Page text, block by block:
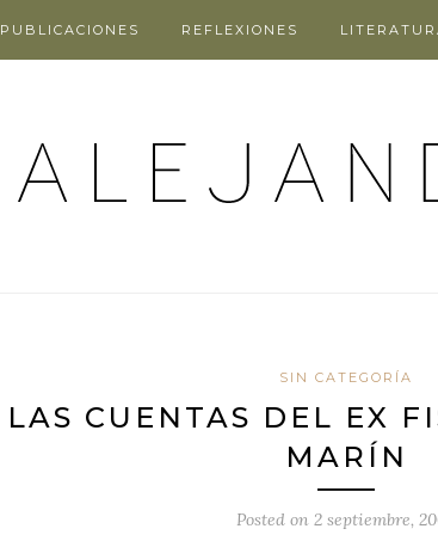
PUBLICACIONES REFLEXIONES
SIN CATEGORÍA
LAS CUENTAS DEL EX
MARÍN
Posted on 2 septiembre,